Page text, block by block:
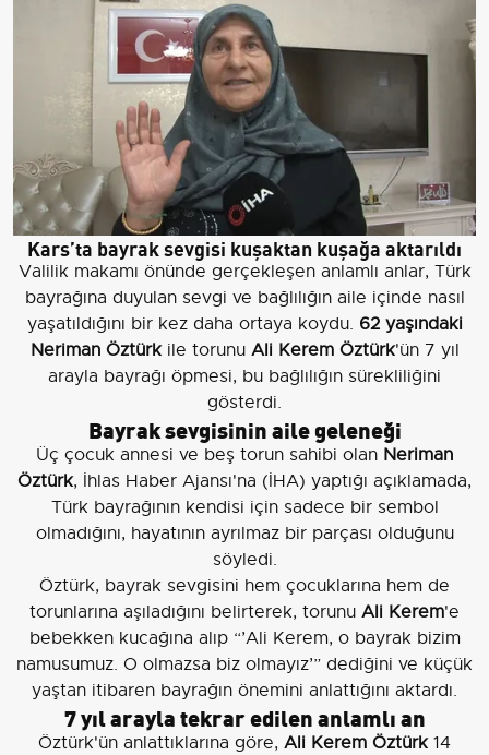
Kars’ta bayrak sevgisi kuşaktan kuşağa aktarıldı
Valilik makamı önünde gerçekleşen anlamlı anlar, Türk
bayrağına duyulan sevgi ve bağlılığın aile içinde nasıl
yaşatıldığını bir kez daha ortaya koydu. 62 yaşındaki
Neriman Öztürkile torunu Ali Kerem Öztürk'ün 7 yıl
arayla bayrağı öpmesi, bu bağlılığın sürekliliğini
gösterdi.
Bayrak sevgisinin aile geleneği
Üç çocuk annesi ve beş torun sahibi olan Neriman
Öztürk, İhlas Haber Ajansı'na (İHA) yaptığı açıklamada,
Türk bayrağının kendisi için sadece bir sembol
olmadığını, hayatının ayrılmaz bir parçası olduğunu
söyledi.
Öztürk, bayrak sevgisini hem çocuklarına hem de
torunlarına aşıladığını belirterek, torunu Ali Kerem'e
bebekken kucağına alıp “’Ali Kerem, o bayrak bizim
namusumuz. O olmazsa biz olmayız’” dediğini ve küçük
yaştan itibaren bayrağın önemini anlattığını aktardı.
7 yıl arayla tekrar edilen anlamlı an
Öztürk'ün anlattıklarına göre, Ali Kerem Öztürk14